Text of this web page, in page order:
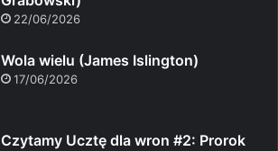
22/06/2026
Wola wielu (James Islington)
17/06/2026
Czytamy Ucztę dla wron #2: Prorok